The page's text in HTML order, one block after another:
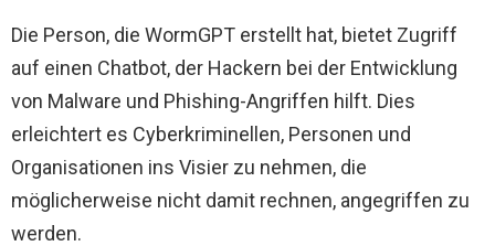
Die Person, die WormGPT erstellt hat, bietet Zugriff
auf einen Chatbot, der Hackern bei der Entwicklung
von Malware und Phishing-Angriffen hilft. Dies
erleichtert es Cyberkriminellen, Personen und
Organisationen ins Visier zu nehmen, die
möglicherweise nicht damit rechnen, angegriffen zu
werden.